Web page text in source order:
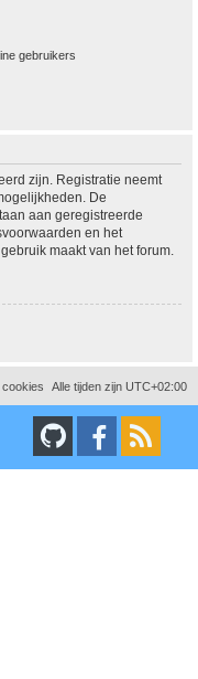
gebruikers
zijn. Registratie neemt
De
aan geregistreerde
en het
maakt van het forum.
Alle tijden zijn UTC+02:00
cookies